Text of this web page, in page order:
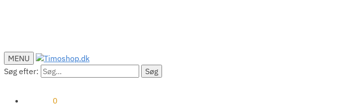
MENU
Søg efter:
Søg
0